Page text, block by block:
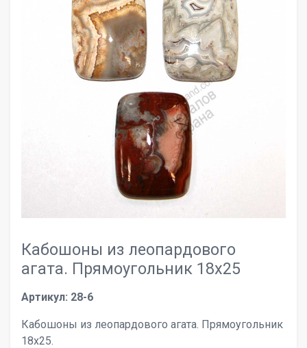
Кабошоны из леопардового
агата. Прямоугольник 18х25
Артикул: 28-6
Кабошоны из леопардового агата. Прямоугольник
18х25.